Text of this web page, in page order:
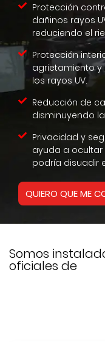
Protección
dañinos rayos
reduciendo el
Protección
agrietamiento
los rayos UV.
Reducción de
disminuyendo
Privacidad y
ayuda a ocultar
podría disuadir
QUIERO QUE ME
Somos
oficiales de